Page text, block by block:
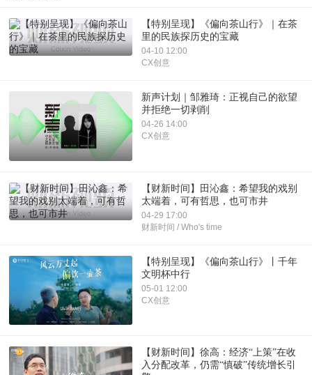
【特别呈现】《偏向茶山行》｜在茶
里的民族探历史的宝藏
04-10 12:00
CX创意
新声计划｜邹雅琦：正视自己的欲望
并拒绝一切剥削
04-26 14:00
CX创意
【财新时间】田沁鑫：希望我的戏别
太端着，可有哲思，也可市井
04-29 17:00
财新时间 / Who's time
【特别呈现】《偏向茶山行》丨千年
文明杯中行
05-01 12:00
CX创意
【财新时间】徐高：经济“上策”在收
入分配改革，仍需“慎破”传统增长引